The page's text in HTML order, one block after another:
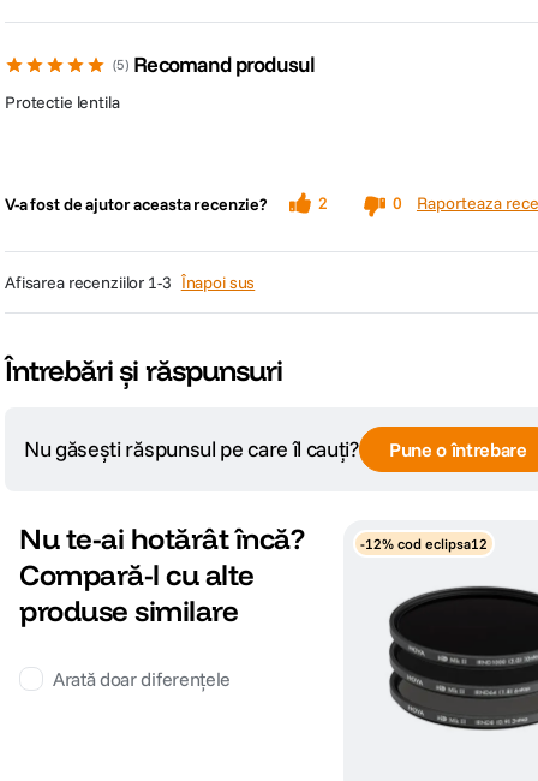
5 Recomand produsul
Protectie lentila
V-a fost de ajutor aceasta recenzie? 2 0 Raporteaza
afisarea recenziilor 1-3 Înapoi sus
Întrebări și răspunsuri
Nu găsești răspunsul pe care îl cauți? Pune o întrebare
Nu te-ai hotărât încă?
Compară-l cu alte
produse similare
Arată doar diferențele
-12% cod eclipsa12